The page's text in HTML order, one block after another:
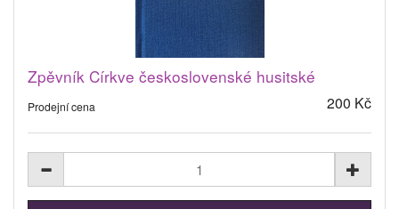
Zpěvník Církve československé husitské
Prodejní cena 200 Kč